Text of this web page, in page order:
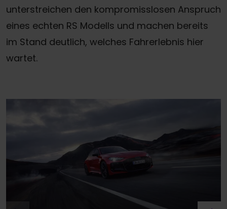
unterstreichen den kompromisslosen Anspruch
eines echten RS Modells und machen bereits
im Stand deutlich, welches Fahrerlebnis hier
wartet.